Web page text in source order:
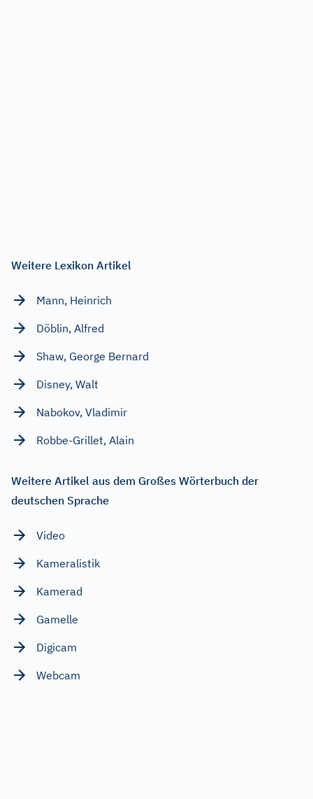
Weitere Lexikon Artikel
Mann, Heinrich
Döblin, Alfred
Shaw, George Bernard
Disney, Walt
Nabokov, Vladimir
Robbe-Grillet, Alain
Weitere Artikel aus dem Großes Wörterbuch der
deutschen Sprache
Video
Kameralistik
Kamerad
Gamelle
Digicam
Webcam